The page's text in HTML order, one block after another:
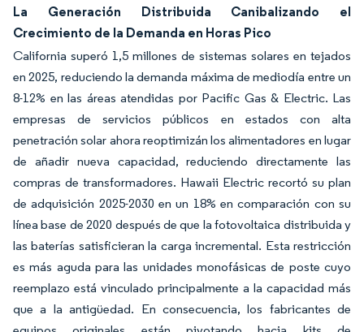
La Generación Distribuida Canibalizando el
Crecimiento de la Demanda en Horas Pico
California superó 1,5 millones de sistemas solares en tejados
en 2025, reduciendo la demanda máxima de mediodía entre un
8-12% en las áreas atendidas por Pacific Gas & Electric. Las
empresas de servicios públicos en estados con alta
penetración solar ahora reoptimizán los alimentadores en lugar
de añadir nueva capacidad, reduciendo directamente las
compras de transformadores. Hawaii Electric recortó su plan
de adquisición 2025-2030 en un 18% en comparación con su
línea base de 2020 después de que la fotovoltaica distribuida y
las baterías satisficieran la carga incremental. Esta restricción
es más aguda para las unidades monofásicas de poste cuyo
reemplazo está vinculado principalmente a la capacidad más
que a la antigüedad. En consecuencia, los fabricantes de